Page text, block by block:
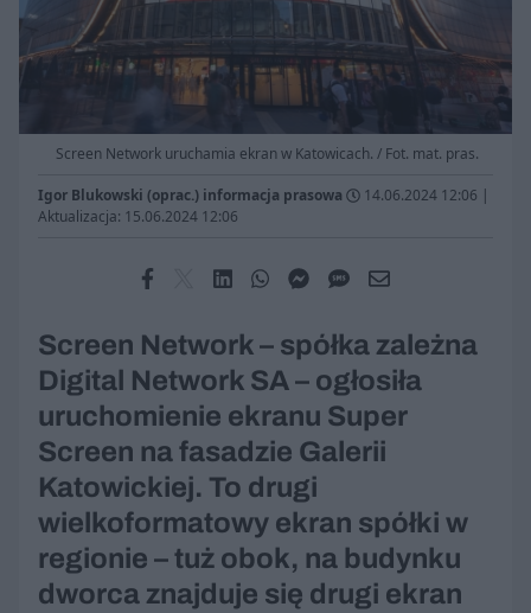
Screen Network uruchamia ekran w Katowicach. / Fot. mat. pras.
Igor Blukowski (oprac.) informacja prasowa 14.06.2024 12:06 |
Aktualizacja: 15.06.2024 12:06
Screen Network – spółka zależna
Digital Network SA – ogłosiła
uruchomienie ekranu Super
Screen na fasadzie Galerii
Katowickiej. To drugi
wielkoformatowy ekran spółki w
regionie – tuż obok, na budynku
dworca znajduje się drugi ekran